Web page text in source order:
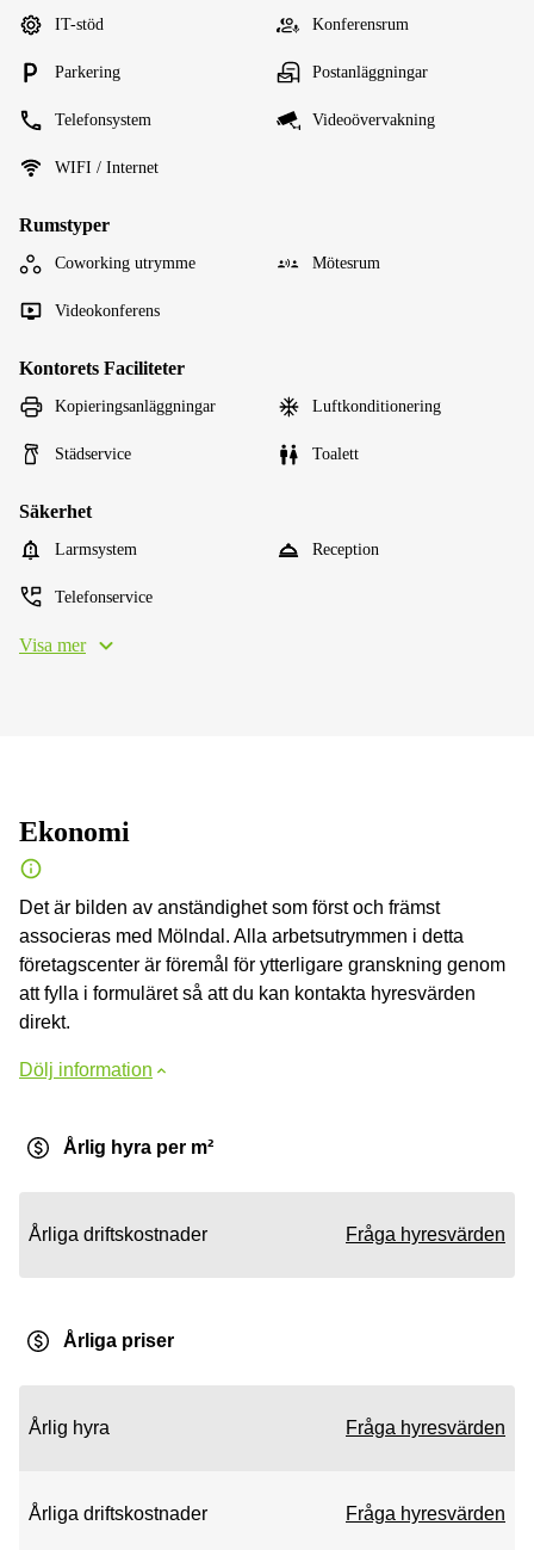
IT-stöd Konferensrum
Parkering Postanläggningar
Telefonsystem Videoövervakning
WIFI / Internet
Rumstyper
Coworking utrymme Mötesrum
Videokonferens
Kontorets Faciliteter
Kopieringsanläggningar Luftkonditionering
Städservice Toalett
Säkerhet
Larmsystem Reception
Telefonservice
Visa mer
Ekonomi
Det är bilden av anständighet som först och främst
associeras med Mölndal. Alla arbetsutrymmen i detta
företagscenter är föremål för ytterligare granskning genom
att fylla i formuläret så att du kan kontakta hyresvärden
direkt.
Dölj information
Årlig hyra per m²
Årliga driftskostnader Fråga hyresvärden
Årliga priser
Årlig hyra Fråga hyresvärden
Årliga driftskostnader Fråga hyresvärden